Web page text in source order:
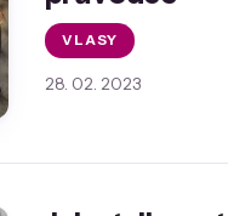
VLASY
28. 02. 2023